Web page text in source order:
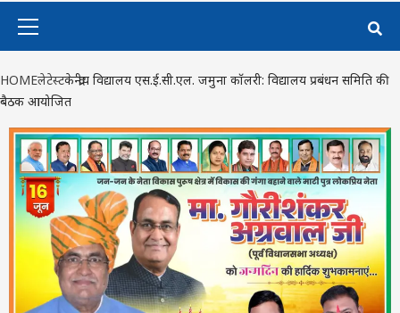
HOMEलेटेस्टकेन्द्रीय विद्यालय एस.ई.सी.एल. जमुना कॉलरी: विद्यालय प्रबंधन समिति की
बैठक आयोजित